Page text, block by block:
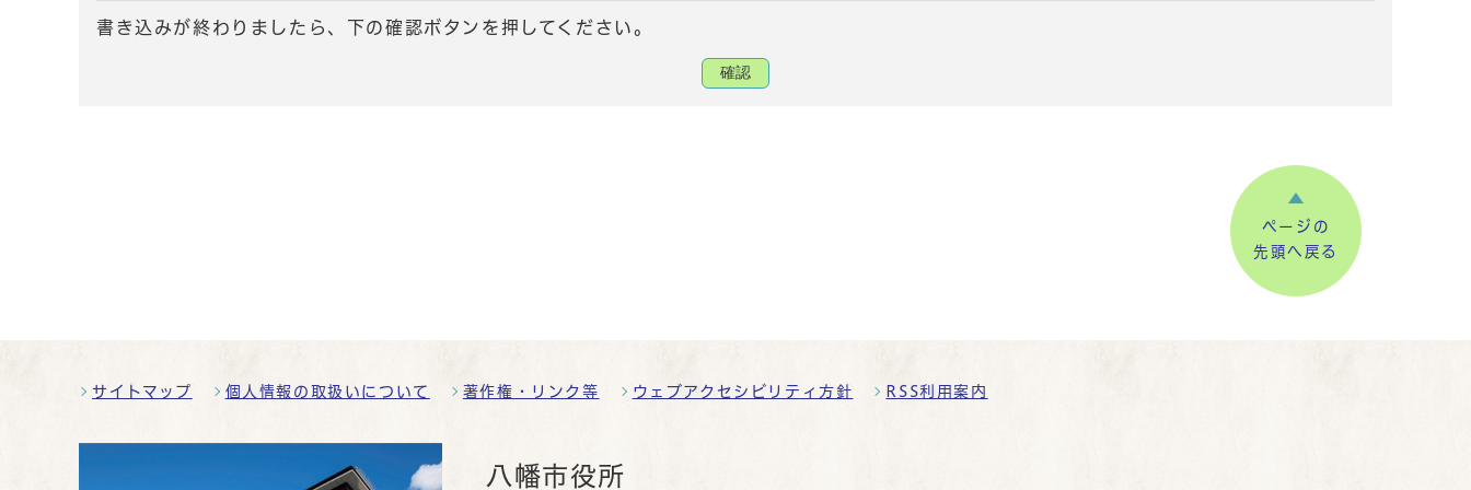
書き込みが終わりましたら、下の確認ボタンを押してください。
確認
ページの
先頭へ戻る
サイトマップ 個人情報の取扱いについて 著作権・リンク等 ウェブアクセシビリティ方針 RSS利用案内
八幡市役所